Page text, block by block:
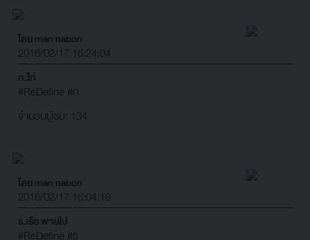
โดย man nabon
2016/02/17 16:24:04
ก.ไก่
#ReDefine #ก
จำนวนผู้ชม: 134
โดย man nabon
2016/02/17 16:04:18
ร.เรือ พายไป
#ReDefine #ร